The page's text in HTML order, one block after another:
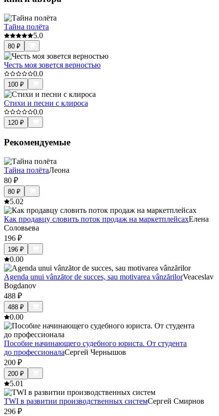
Тайна полëта
5.0
80 ₽
Честь моя зовется верностью
0.0
100 ₽
Стихи и песни с клироса
0.0
120 ₽
Рекомендуемые
Тайна полëтаЛеона
80 ₽
80 ₽
5.02
Как продавцу словить поток продаж на маркетплейсахЕлена
Соловьева
196 ₽
196 ₽
0.00
Agenda unui vânzător de succes, sau motivarea vânzărilorVeaceslav
Bogdanov
488 ₽
488 ₽
0.00
Пособие начинающего судебного юриста. От студента
до профессионалаСергей Чернышов
200 ₽
200 ₽
5.01
TWI в развитии производственных системСергей Смирнов
296 ₽